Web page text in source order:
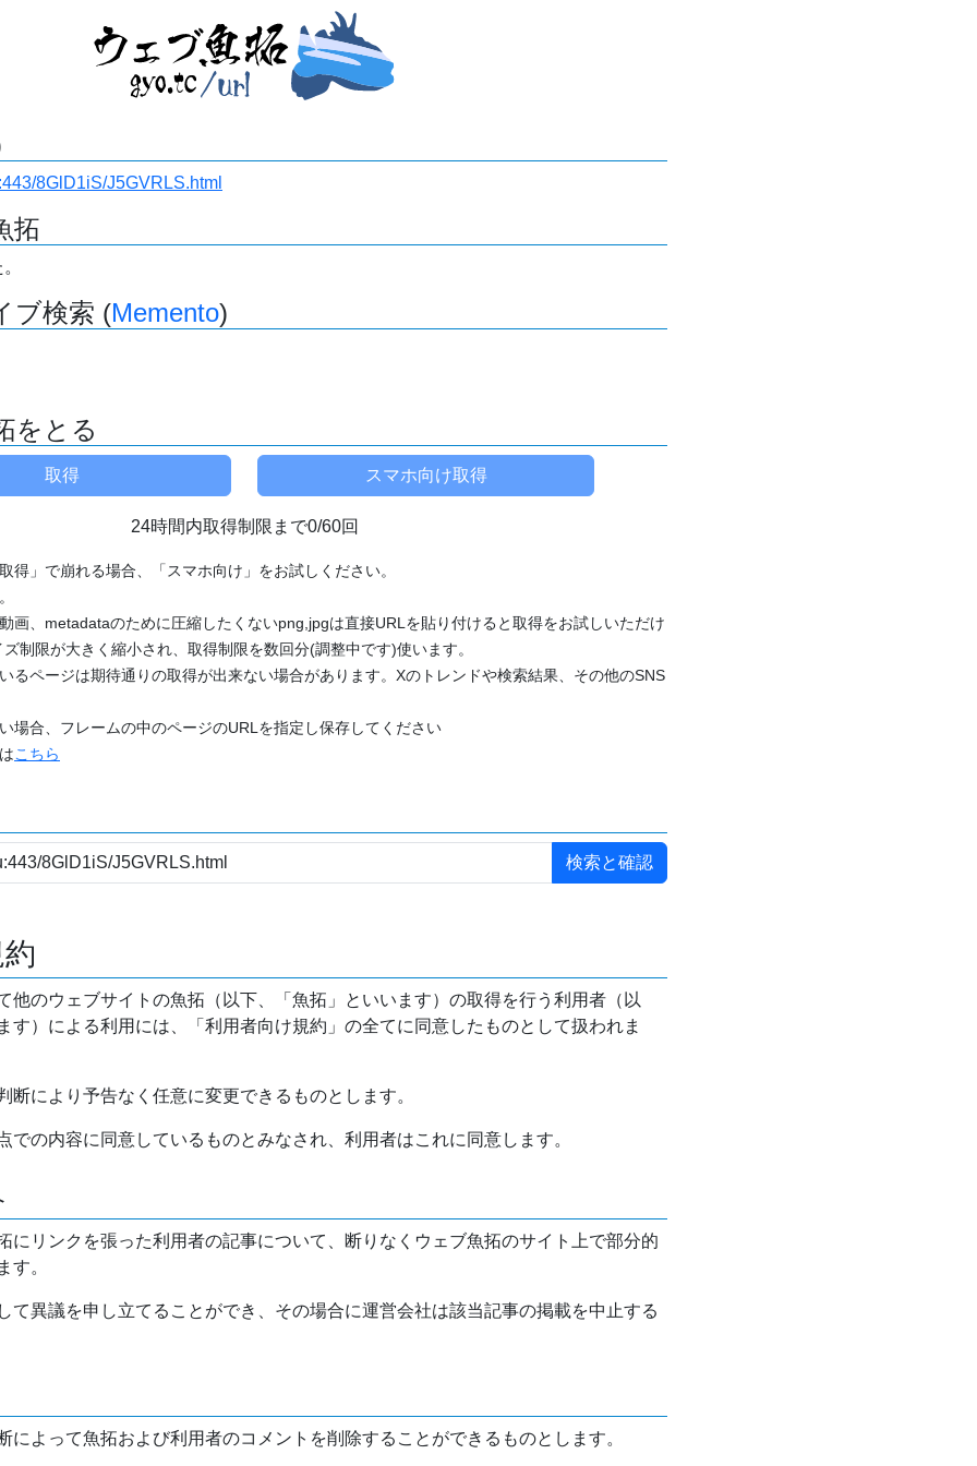
8GlD1iS/J5GVRLS.html
拓
ブ検索 (Memento)
をとる
24時間内取得制限まで0/60回
得」で崩れる場合、「スマホ向け」をお試しください。
画、metadataのために圧縮したくないpng,jpgは直接URLを貼り付けると取得をお試しいただけ
制限が大きく縮小され、取得制限を数回分(調整中です)使います。
るページは期待通りの取得が出来ない場合があります。Xのトレンドや検索結果、その他のSNS
場合、フレームの中のページのURLを指定し保存してください
こちら
他のウェブサイトの魚拓（以下、「魚拓」といいます）の取得を行う利用者（以
す）による利用には、「利用者向け規約」の全てに同意したものとして扱われま
断により予告なく任意に変更できるものとします。
での内容に同意しているものとみなされ、利用者はこれに同意します。
にリンクを張った利用者の記事について、断りなくウェブ魚拓のサイト上で部分的
す。
て異議を申し立てることができ、その場合に運営会社は該当記事の掲載を中止する
によって魚拓および利用者のコメントを削除することができるものとします。